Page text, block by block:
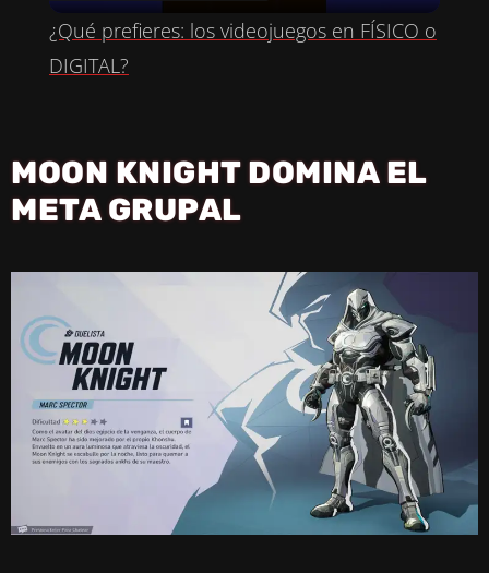
V
I
E
O
¿Qué prefieres: los videojuegos en FÍSICO o
DIGITAL?
MOON KNIGHT DOMINA EL
META GRUPAL